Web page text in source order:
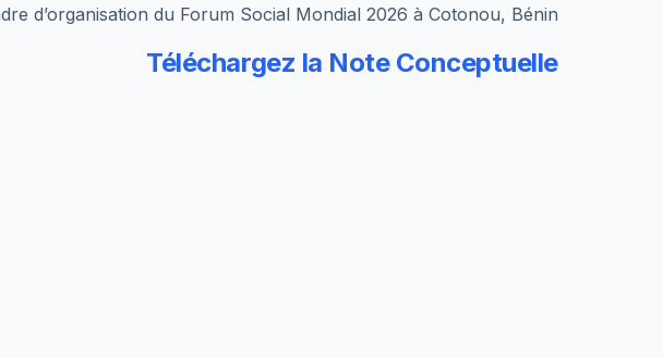
d’organisation du Forum Social Mondial 2026 à Cotonou, Bénin.
Téléchargez la Note Conceptuelle